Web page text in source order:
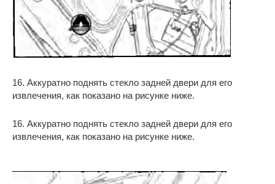
16. Аккуратно поднять стекло задней двери для его
извлечения, как показано на рисунке ниже.
16. Аккуратно поднять стекло задней двери для его
извлечения, как показано на рисунке ниже.